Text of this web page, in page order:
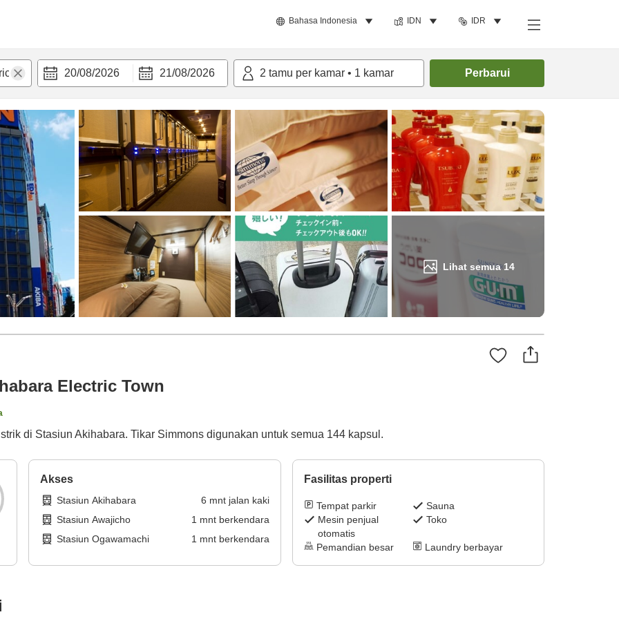
Bahasa Indonesia IDN IDR
20/08/2026 21/08/2026 2 tamu per kamar • 1 kamar Perbarui
Lihat semua14
Cari kamar
Electric Town
di Stasiun Akihabara. Tikar Simmons digunakan untuk semua 144 kapsul.
Akses
Stasiun Akihabara 6 mnt jalan kaki
Stasiun Awajicho
1 mnt berkendara
Stasiun Ogawamachi
1 mnt berkendara
Fasilitas properti
Tempat parkir
Sauna
Mesin penjual
otomatis
Toko
Pemandian besar Laundry berbayar